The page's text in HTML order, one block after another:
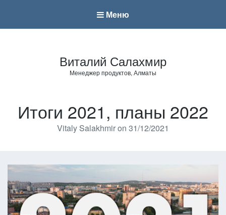
Меню
Виталий Салахмир
Менеджер продуктов, Алматы
Итоги 2021, планы 2022
Vitaly Salakhmiron 31/12/2021